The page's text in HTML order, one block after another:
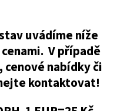
uvádíme níže
V případě
nabídky či
kontaktovat!